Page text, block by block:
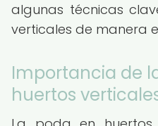
algunas técnicas
verticales de manera
Importancia de
huertos